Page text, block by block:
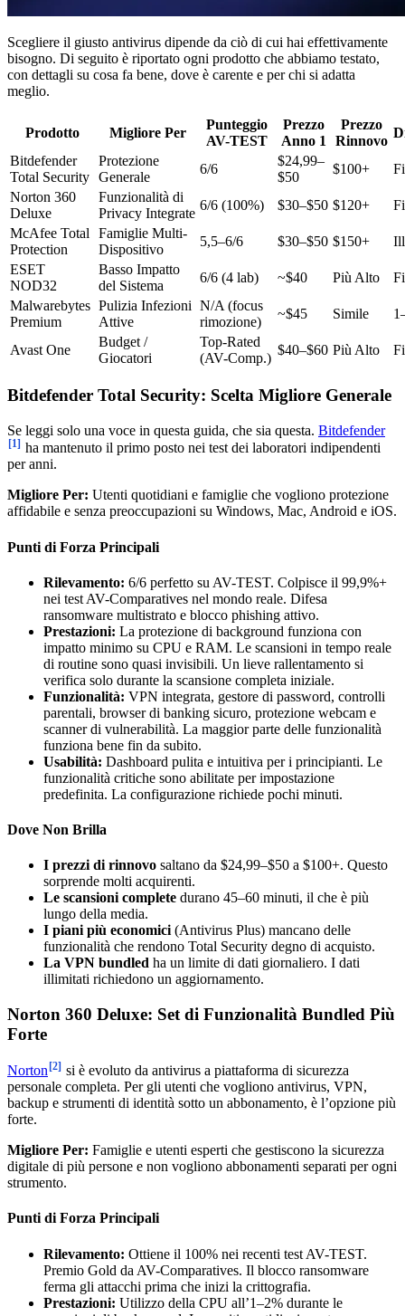
Scegliere il giusto antivirus dipende da ciò di cui hai effettivamente
bisogno. Di seguito è riportato ogni prodotto che abbiamo testato,
con dettagli su cosa fa bene, dove è carente e per chi si adatta
meglio.
Prodotto Migliore Per
Punteggio
AV-TEST
Prezzo
Anno 1
Prezzo
Rinnovo
Bitdefender
Total Security
Protezione
Generale
6/6
$24,99–
$50
$100+
Norton 360
Deluxe
Funzionalità di
Privacy Integrate
6/6 (100%) $30–$50 $120+
McAfee Total
Protection
Famiglie Multi-
Dispositivo
5,5–6/6 $30–$50 $150+
ESET
NOD32
Basso Impatto
del Sistema
6/6 (4 lab) ~$40 Più Alto
Malwarebytes
Premium
Pulizia Infezioni
Attive
N/A (focus
rimozione)
~$45 Simile
Avast One
Budget /
Giocatori
Top-Rated
(AV-Comp.)
$40–$60 Più Alto
Bitdefender Total Security: Scelta Migliore Generale
Se leggi solo una voce in questa guida, che sia questa. Bitdefender
[1] ha mantenuto il primo posto nei test dei laboratori indipendenti
per anni.
Migliore Per: Utenti quotidiani e famiglie che vogliono protezione
affidabile e senza preoccupazioni su Windows, Mac, Android e iOS.
Punti di Forza Principali
Rilevamento: 6/6 perfetto su AV-TEST. Colpisce il 99,9%+
nei test AV-Comparatives nel mondo reale. Difesa
ransomware multistrato e blocco phishing attivo.
Prestazioni: La protezione di background funziona con
impatto minimo su CPU e RAM. Le scansioni in tempo reale
di routine sono quasi invisibili. Un lieve rallentamento si
verifica solo durante la scansione completa iniziale.
Funzionalità: VPN integrata, gestore di password, controlli
parentali, browser di banking sicuro, protezione webcam e
scanner di vulnerabilità. La maggior parte delle funzionalità
funziona bene fin da subito.
Usabilità: Dashboard pulita e intuitiva per i principianti. Le
funzionalità critiche sono abilitate per impostazione
predefinita. La configurazione richiede pochi minuti.
Dove Non Brilla
I prezzi di rinnovo saltano da $24,99–$50 a $100+. Questo
sorprende molti acquirenti.
Le scansioni complete durano 45–60 minuti, il che è più
lungo della media.
I piani più economici (Antivirus Plus) mancano delle
funzionalità che rendono Total Security degno di acquisto.
La VPN bundled ha un limite di dati giornaliero. I dati
illimitati richiedono un aggiornamento.
Norton 360 Deluxe: Set di Funzionalità Bundled Più
Forte
Norton [2] si è evoluto da antivirus a piattaforma di sicurezza
personale completa. Per gli utenti che vogliono antivirus, VPN,
backup e strumenti di identità sotto un abbonamento, è l’opzione più
forte.
Migliore Per: Famiglie e utenti esperti che gestiscono la sicurezza
digitale di più persone e non vogliono abbonamenti separati per ogni
strumento.
Punti di Forza Principali
Rilevamento: Ottiene il 100% nei recenti test AV-TEST.
Premio Gold da AV-Comparatives. Il blocco ransomware
ferma gli attacchi prima che inizi la crittografia.
Prestazioni: Utilizzo della CPU all’1–2% durante le